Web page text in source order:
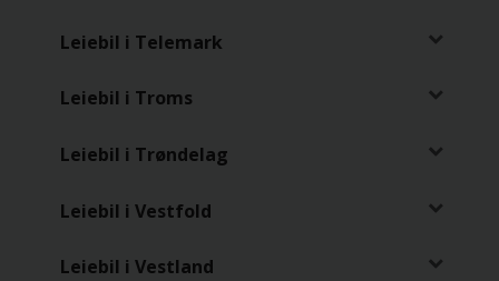
Leiebil i Telemark
Leiebil i Troms
Leiebil i Trøndelag
Leiebil i Vestfold
Leiebil i Vestland